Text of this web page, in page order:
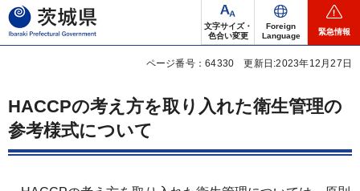
茨城県
文字サイズ・
色合い変更
Foreign
Language
緊急情報
ページ番号：64330 更新日:2023年12月27日
HACCPの考え方を取り入れた衛生管理の
参考様式について